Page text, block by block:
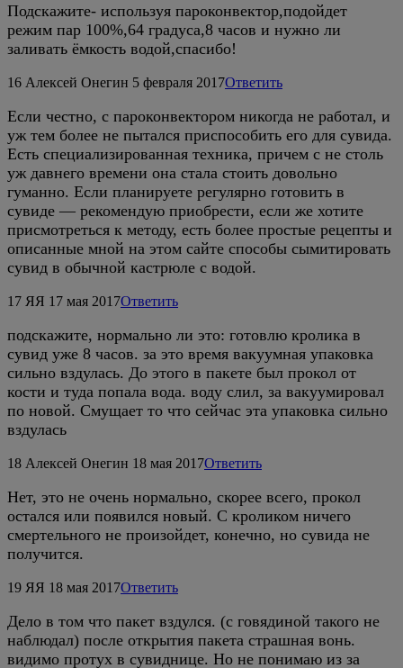
Подскажите- используя пароконвектор,подойдет
режим пар 100%,64 градуса,8 часов и нужно ли
заливать ёмкость водой,спасибо!
16 Алексей Онегин 5 февраля 2017Ответить
Если честно, с пароконвектором никогда не работал, и
уж тем более не пытался приспособить его для сувида.
Есть специализированная техника, причем с не столь
уж давнего времени она стала стоить довольно
гуманно. Если планируете регулярно готовить в
сувиде — рекомендую приобрести, если же хотите
присмотреться к методу, есть более простые рецепты и
описанные мной на этом сайте способы сымитировать
сувид в обычной кастрюле с водой.
17 ЯЯ 17 мая 2017Ответить
подскажите, нормально ли это: готовлю кролика в
сувид уже 8 часов. за это время вакуумная упаковка
сильно вздулась. До этого в пакете был прокол от
кости и туда попала вода. воду слил, за вакуумировал
по новой. Смущает то что сейчас эта упаковка сильно
вздулась
18 Алексей Онегин 18 мая 2017Ответить
Нет, это не очень нормально, скорее всего, прокол
остался или появился новый. С кроликом ничего
смертельного не произойдет, конечно, но сувида не
получится.
19 ЯЯ 18 мая 2017Ответить
Дело в том что пакет вздулся. (с говядиной такого не
наблюдал) после открытия пакета страшная вонь.
видимо протух в сувиднице. Но не понимаю из за